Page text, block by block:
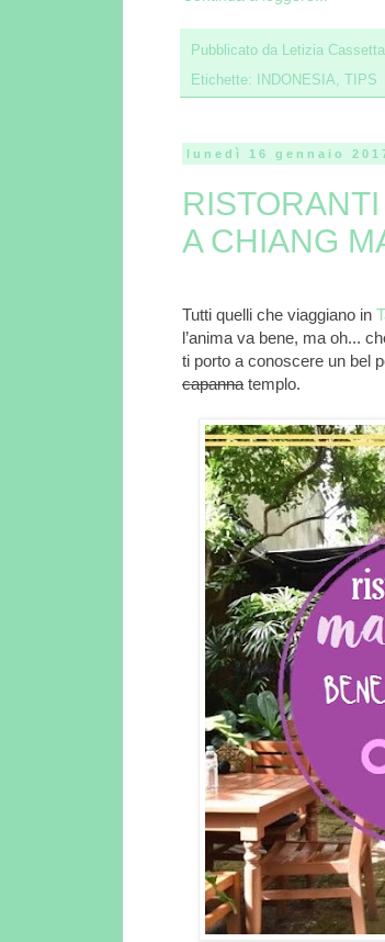
Pubblicato da Letizia Cassetta
Etichette:
INDONESIA, TIPS
lunedì 16 gennaio
A CHIANG
Tutti quelli che viaggiano in
l’anima va bene, ma oh...
ti porto a conoscere un bel
capanna templo.